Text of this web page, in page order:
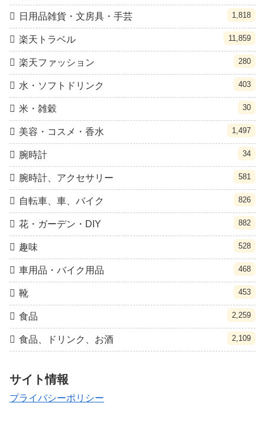
日用品雑貨・文房具・手芸 1,818
楽天トラベル 11,859
楽天ファッション 280
水・ソフトドリンク 403
米・雑穀 30
美容・コスメ・香水 1,497
腕時計 34
腕時計、アクセサリー 581
自転車、車、バイク 826
花・ガーデン・DIY 882
趣味 528
車用品・バイク用品 468
靴 453
食品 2,259
食品、ドリンク、お酒 2,109
サイト情報
プライバシーポリシー